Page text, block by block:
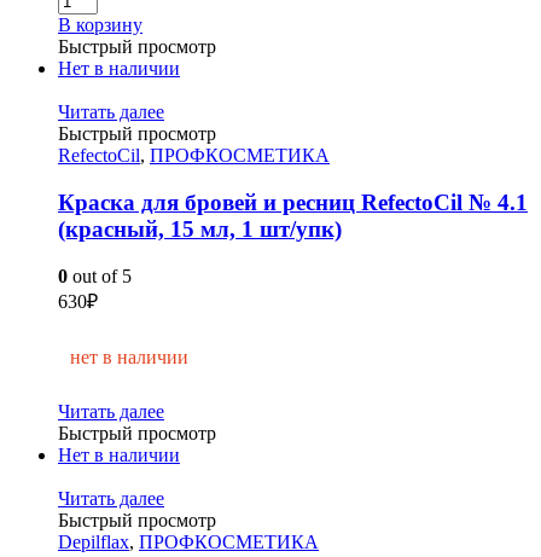
В корзину
Быстрый просмотр
Нет в наличии
Читать далее
Быстрый просмотр
RefectoCil, ПРОФКОСМЕТИКА
Краска для бровей и ресниц RefectoCil № 4.1
(красный, 15 мл, 1 шт/упк)
0 out of 5
630₽
нет в наличии
Читать далее
Быстрый просмотр
Нет в наличии
Читать далее
Быстрый просмотр
Depilflax, ПРОФКОСМЕТИКА